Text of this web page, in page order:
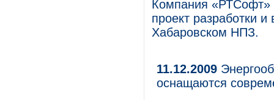
Компания
проект разработки
Хабаровском НПЗ.
11.12.2009
оснащаются